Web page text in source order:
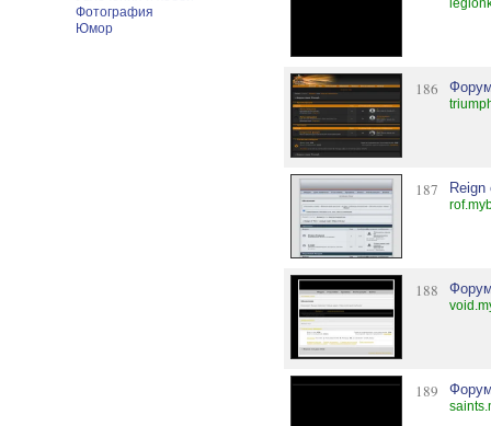
Фотография
Юмор
186
187
188
189